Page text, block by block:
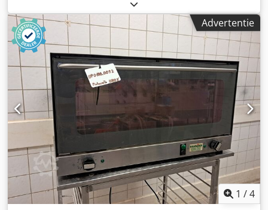
deur): 930 x 1010 x 700 mm Afmetingen (handmatige
deur): 930 x 1055 x 700 mm Spanning: 400 V 3N/PE Csdpfx
Aoy Avpmenzjha Frequentie: 50 Hz Stroomsterkte: 13,9 A
Vermogen: 9,6 kW Gewicht: 136 / 143 kg (cascade passief)
Gewicht: 134 / 141 kg (cascade actief) Gewicht: 119 / 126 kg
(pijpdamp) Stoomtype: cascade (optioneel), pijpdamp
(standaard/optioneel) Waterdruk: 150 – 600 kPa Technische
specificaties 64L Capaciteit: 8/10 platen 600 x 400 mm
Plaatafstand: 100 / 80 mm Afmetingen (automatische
deur): 930 x 1010 x 1100 mm Afmetingen (handmatige
deur): 930 x 1055 x 1100 mm Spanning: 400 V 3N/PE
Frequentie: 50 Hz Stroomsterkte: 27,5 A Vermogen: 19 kW
Gewicht: 205 / 212 kg (cascade passief) Gewicht: 200 / 207
kg (cascade actief) Gewicht: 170 / 177 kg (pijpdamp)
Stoomtype: cascade (optioneel), pijpdamp
(standaard/optioneel) Waterdruk: 150 – 600 kPa
Advertentie
1 /4